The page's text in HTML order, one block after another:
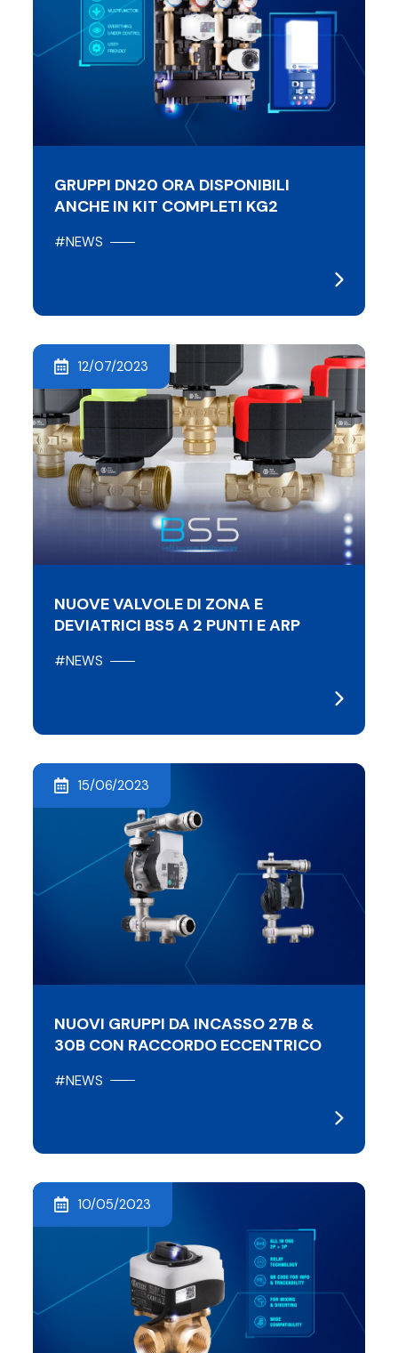
GRUPPI DN20 ORA DISPONIBILI
ANCHE IN KIT COMPLETI KG2
#NEWS
12/07/2023
NUOVE VALVOLE DI ZONA E
DEVIATRICI BS5 A 2 PUNTI E ARP
#NEWS
15/06/2023
NUOVI GRUPPI DA INCASSO 27B &
30B CON RACCORDO ECCENTRICO
#NEWS
10/05/2023